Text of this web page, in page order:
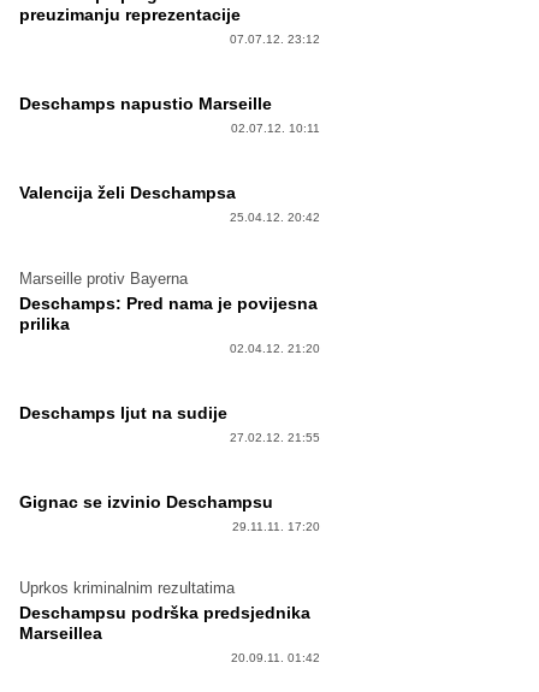
preuzimanju reprezentacije
07.07.12. 23:12
Deschamps napustio Marseille
02.07.12. 10:11
Valencija želi Deschampsa
25.04.12. 20:42
Marseille protiv Bayerna
Deschamps: Pred nama je povijesna
prilika
02.04.12. 21:20
Deschamps ljut na sudije
27.02.12. 21:55
Gignac se izvinio Deschampsu
29.11.11. 17:20
Uprkos kriminalnim rezultatima
Deschampsu podrška predsjednika
Marseillea
20.09.11. 01:42